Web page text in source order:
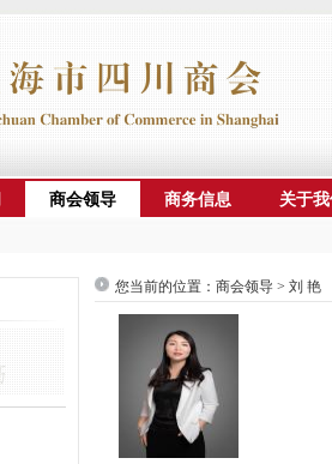
商会领导 商务信息 关于
您当前的位置：商会领导 > 刘 艳